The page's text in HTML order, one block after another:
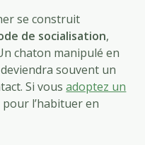
se construit
de socialisation,
chaton manipulé en
souvent un
Si vousadoptez un
pour l’habituer en